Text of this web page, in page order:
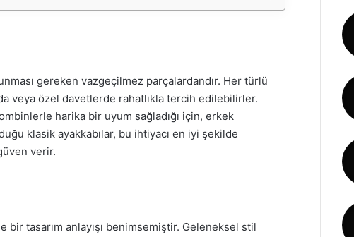
gereken vazgeçilmez parçalardandır. Her türlü
veya özel davetlerde rahatlıkla tercih edilebilirler.
harika bir uyum sağladığı için, erkek
klasik ayakkabılar, bu ihtiyacı en iyi şekilde
verir.
bir tasarım anlayışı benimsemiştir. Geleneksel stil